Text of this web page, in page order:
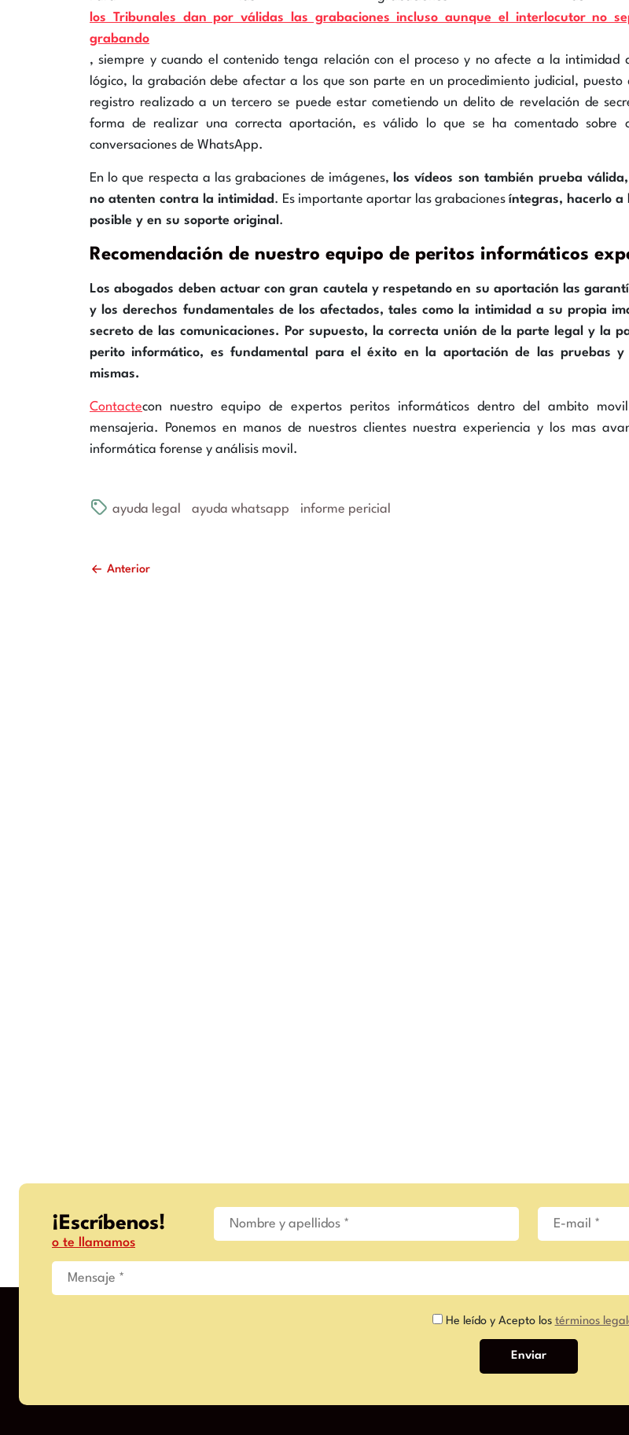
los Tribunales dan por válidas las grabaciones incluso aunque el interlocutor no
grabando
, siempre y cuando el contenido tenga relación con el proceso y no afecte a la intimidad
lógico, la grabación debe afectar a los que son parte en un procedimiento judicial, puesto
registro realizado a un tercero se puede estar cometiendo un delito de revelación de
forma de realizar una correcta aportación, es válido lo que se ha comentado sobre
conversaciones de WhatsApp.
En lo que respecta a las grabaciones de imágenes, los vídeos son también prueba
no atenten contra la intimidad . Es importante aportar las grabaciones íntegras, hacerlo a
posible y en su soporte original .
Recomendación de nuestro equipo de peritos informáticos
Los abogados deben actuar con gran cautela y respetando en su aportación las
y los derechos fundamentales de los afectados, tales como la intimidad a su propia
secreto de las comunicaciones. Por supuesto, la correcta unión de la parte legal y la
perito informático, es fundamental para el éxito en la aportación de las pruebas
mismas.
Contactecon nuestro equipo de expertos peritos informáticos dentro del ambito
mensajeria. Ponemos en manos de nuestros clientes nuestra experiencia y los mas
informática forense y análisis movil.
ayuda legal ayuda whatsapp informe pericial
Anterior
¡Escríbenos!
o te llamamos
He leído y Acepto los términos